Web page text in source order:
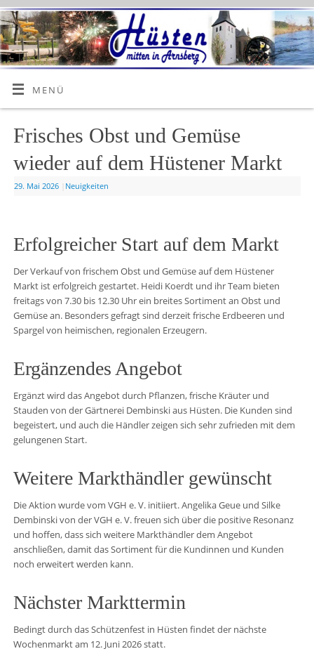
MENÜ
Frisches Obst und Gemüse
wieder auf dem Hüstener Markt
29. Mai 2026 Neuigkeiten
Erfolgreicher Start auf dem Markt
Der Verkauf von frischem Obst und Gemüse auf dem Hüstener
Markt ist erfolgreich gestartet. Heidi Koerdt und ihr Team bieten
freitags von 7.30 bis 12.30 Uhr ein breites Sortiment an Obst und
Gemüse an. Besonders gefragt sind derzeit frische Erdbeeren und
Spargel von heimischen, regionalen Erzeugern.
Ergänzendes Angebot
Ergänzt wird das Angebot durch Pflanzen, frische Kräuter und
Stauden von der Gärtnerei Dembinski aus Hüsten. Die Kunden sind
begeistert, und auch die Händler zeigen sich sehr zufrieden mit dem
gelungenen Start.
Weitere Markthändler gewünscht
Die Aktion wurde vom VGH e. V. initiiert. Angelika Geue und Silke
Dembinski von der VGH e. V. freuen sich über die positive Resonanz
und hoffen, dass sich weitere Markthändler dem Angebot
anschließen, damit das Sortiment für die Kundinnen und Kunden
noch erweitert werden kann.
Nächster Markttermin
Bedingt durch das Schützenfest in Hüsten findet der nächste
Wochenmarkt am 12. Juni 2026 statt.